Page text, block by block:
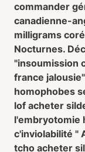
commander
canadienne-
milligrams
Nocturnes.
"insoumission
france
homophobes
lof acheter
l'embryotomie
c'inviolabilité "
tcho acheter